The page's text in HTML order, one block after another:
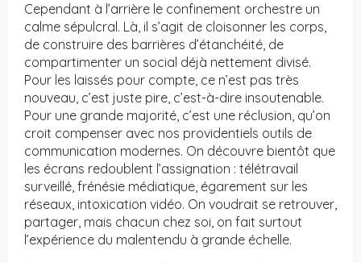
Cependant à l’arrière le confinement orchestre un
calme sépulcral. Là, il s’agit de cloisonner les corps,
de construire des barrières d’étanchéité, de
compartimenter un social déjà nettement divisé.
Pour les laissés pour compte, ce n’est pas très
nouveau, c’est juste pire, c’est-à-dire insoutenable.
Pour une grande majorité, c’est une réclusion, qu’on
croit compenser avec nos providentiels outils de
communication modernes. On découvre bientôt que
les écrans redoublent l’assignation : télétravail
surveillé, frénésie médiatique, égarement sur les
réseaux, intoxication vidéo. On voudrait se retrouver,
partager, mais chacun chez soi, on fait surtout
l’expérience du malentendu à grande échelle.